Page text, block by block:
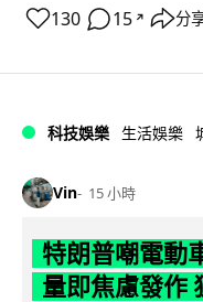
130 15 ↗ 分
科技娛樂 生活娛樂
Vin 15 小時
特朗普嘲電動
量即焦慮發作